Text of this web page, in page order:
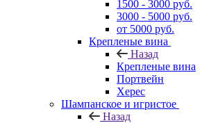
1500 - 3000 руб.
3000 - 5000 руб.
от 5000 руб.
Крепленые вина
Назад
Крепленые вина
Портвейн
Херес
Шампанское и игристое
Назад